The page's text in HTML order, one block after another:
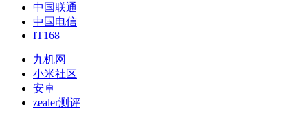
中国联通
中国电信
IT168
九机网
小米社区
安卓
zealer测评